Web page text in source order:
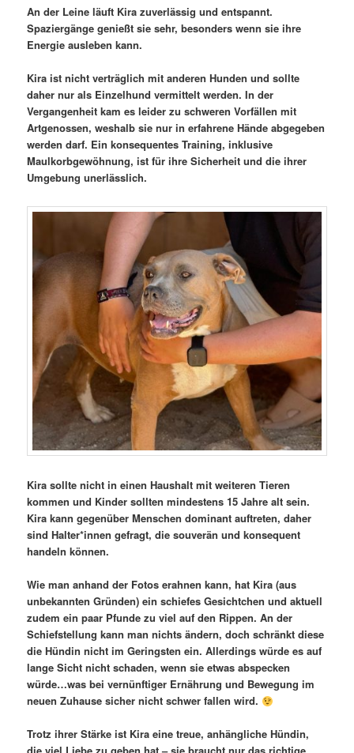
An der Leine läuft Kira zuverlässig und entspannt.
Spaziergänge genießt sie sehr, besonders wenn sie ihre
Energie ausleben kann.
Kira ist nicht verträglich mit anderen Hunden und sollte
daher nur als Einzelhund vermittelt werden. In der
Vergangenheit kam es leider zu schweren Vorfällen mit
Artgenossen, weshalb sie nur in erfahrene Hände abgegeben
werden darf. Ein konsequentes Training, inklusive
Maulkorbgewöhnung, ist für ihre Sicherheit und die ihrer
Umgebung unerlässlich.
Kira sollte nicht in einen Haushalt mit weiteren Tieren
kommen und Kinder sollten mindestens 15 Jahre alt sein.
Kira kann gegenüber Menschen dominant auftreten, daher
sind Halter*innen gefragt, die souverän und konsequent
handeln können.
Wie man anhand der Fotos erahnen kann, hat Kira (aus
unbekannten Gründen) ein schiefes Gesichtchen und aktuell
zudem ein paar Pfunde zu viel auf den Rippen. An der
Schiefstellung kann man nichts ändern, doch schränkt diese
die Hündin nicht im Geringsten ein. Allerdings würde es auf
lange Sicht nicht schaden, wenn sie etwas abspecken
würde…was bei vernünftiger Ernährung und Bewegung im
neuen Zuhause sicher nicht schwer fallen wird.
Trotz ihrer Stärke ist Kira eine treue, anhängliche Hündin,